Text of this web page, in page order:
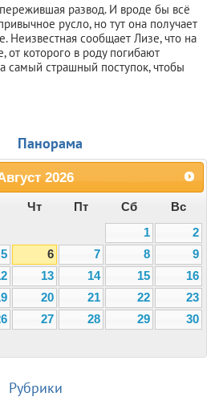
развод. И вроде бы всё
русло, но тут она получает
Неизвестная сообщает Лизе, что на
от которого в роду погибают
самый страшный поступок, чтобы
Панорама
2026
Чт Пт Сб
Вс
1
2
5 6 7 8
9
13 14 15
16
20 21 22
23
27 28 29
30
Рубрики